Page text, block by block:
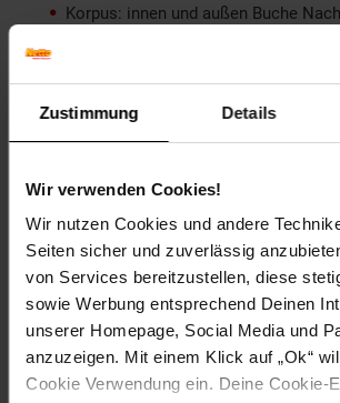
Zustimmung Details
Wir verwenden Cookies!
Wir nutzen Cookies und andere
Seiten sicher und zuverlässig
von Services bereitzustellen, diese
sowie Werbung entsprechend Deinen
unserer Homepage, Social Media und
anzuzeigen. Mit einem Klick auf „Ok“
Cookie Verwendung ein. Deine Cookie-
Korpus: innen und außen Buche
Arbeitsplatte 28 mm stark
Arbeitshöhe 85 cm
Türanschläge wechselbar
Küche auch spiegelbildlich
Gesamtmaße: B 310 x H 200 x T 60
Bitte beachten Sie: